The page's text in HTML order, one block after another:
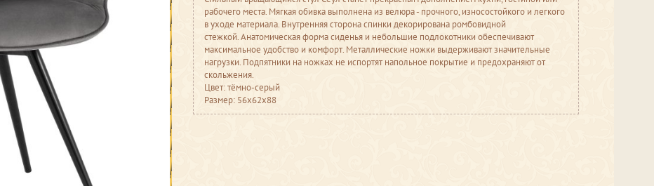
рабочего места. Мягкая обивка выполнена из велюра - прочного, износостойкого и легкого
в уходе материала. Внутренняя сторона спинки декорирована ромбовидной
стежкой. Анатомическая форма сиденья и небольшие подлокотники обеспечивают
максимальное удобство и комфорт. Металлические ножки выдерживают значительные
нагрузки. Подпятники на ножках не испортят напольное покрытие и предохраняют от
скольжения.
Цвет: тёмно-серый
Размер: 56x62x88